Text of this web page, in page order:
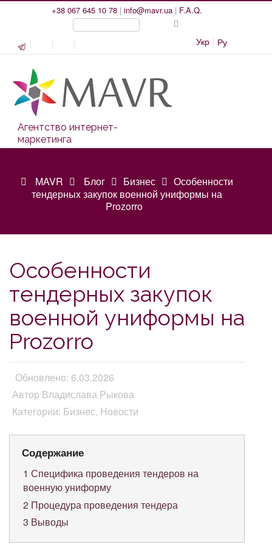
+38 067 645 10 78 | info@mavr.ua | F.A.Q.
Укр Ру
Агентство интернет-
маркетинга
MAVR Блог Бизнес
Особенности
тендерных закупок военной униформы на
Prozorro
Особенности
тендерных закупок
военной униформы на
Prozorro
Обновлено: 6.03.2026
Автор Владислава Рыкова
Категории: Бизнес, Новости
Содержание
1 Специфика проведения тендеров на
военную униформу
2 Процедура проведения тендера
3 Выводы